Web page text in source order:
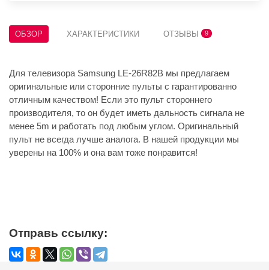
ОБЗОР ХАРАКТЕРИСТИКИ ОТЗЫВЫ 9
Для телевизора Samsung LE-26R82B мы предлагаем
оригинальные или сторонние пульты с гарантированно
отличным качеством! Если это пульт стороннего
производителя, то он будет иметь дальность сигнала не
менее 5m и работать под любым углом. Оригинальный
пульт не всегда лучше аналога. В нашей продукции мы
уверены на 100% и она вам тоже понравится!
Отправь ссылку: